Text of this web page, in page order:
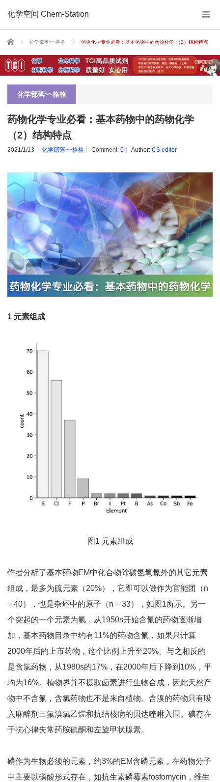
化学空间 Chem-Station
Home 化学部落~~格格 药物化学专业必看：基本药物中的药物化学 （2）结构特点
化学部落~~格格
药物化学专业必看：基本药物中的药物化学
（2）结构特点
2021/1/13 化学部落~~格格 Comment: 0 Author: CS editor
1 元素组成
图1 元素组成
作者分析了基本药物EM中化合物除碳氢氧氮外的其它元素
组成，最多为硫元素（20%），它即可以做作为官能团（n
= 40），也是杂环中的原子（n = 33），如图1所示。另一
个突起的一个元素为氟，从1950s开始含氟的药物逐渐增
加，基本药物目录中约有11%的药物含氟，如果只计算
2000年后的上市药物，这个比例上升至20%。与之相反的
是含氯药物，从1980s的17%，在2000年后下降到10%，平
均为16%。植物界并不摄取卤素进行生物合成，因此天然产
物中不含氟，含氯药物也不是来自植物。含溴的药物只有吸
入麻醉剂三氟溴氯乙烷和抗结核病的贝达喹啉入围。碘存在
于抗心律失常药胺碘酮和左旋甲状腺素。
磷作为生物必须的元素，约3%的EM含磷元素，在药物分子
中主要以磷酸形式存在，如抗生素磷霉素fosfomycin，维生